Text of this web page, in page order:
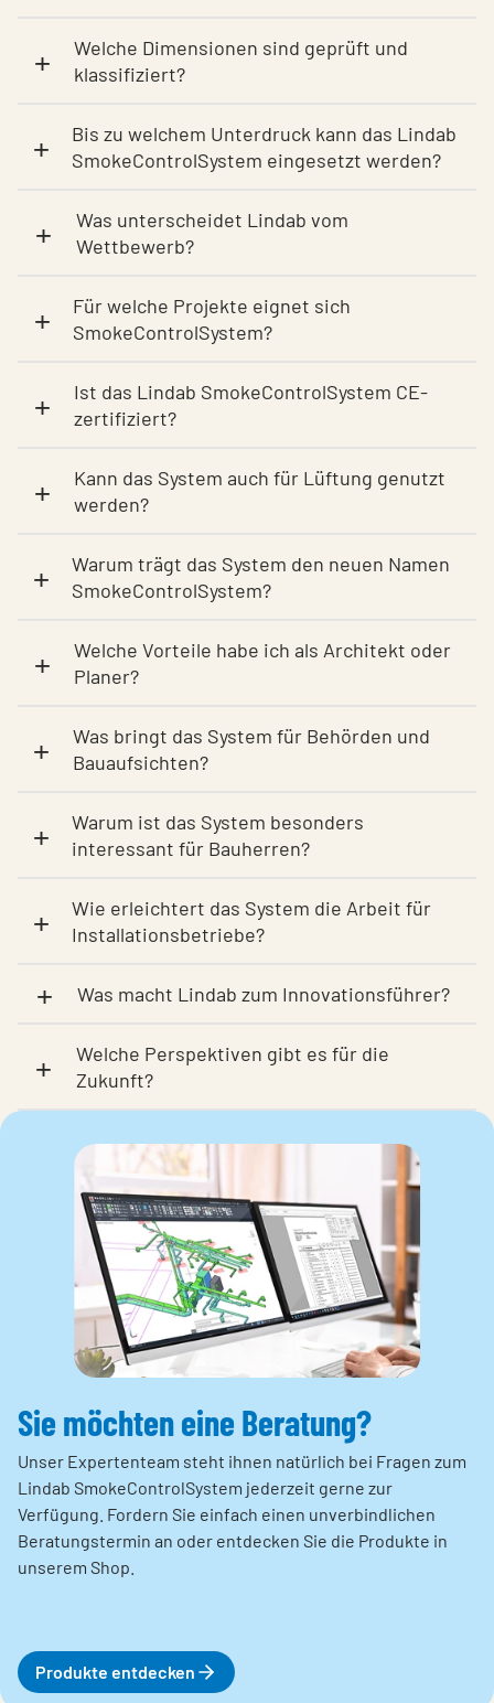
+
Welche Dimensionen sind geprüft und
klassifiziert?
+
Bis zu welchem Unterdruck kann das Lindab
SmokeControlSystem eingesetzt werden?
+
Was unterscheidet Lindab vom
Wettbewerb?
+
Für welche Projekte eignet sich
SmokeControlSystem?
+
Ist das Lindab SmokeControlSystem CE-
zertifiziert?
+
Kann das System auch für Lüftung genutzt
werden?
+
Warum trägt das System den neuen Namen
SmokeControlSystem?
+
Welche Vorteile habe ich als Architekt oder
Planer?
+
Was bringt das System für Behörden und
Bauaufsichten?
+
Warum ist das System besonders
interessant für Bauherren?
+
Wie erleichtert das System die Arbeit für
Installationsbetriebe?
+ Was macht Lindab zum Innovationsführer?
+
Welche Perspektiven gibt es für die
Zukunft?
Sie möchten eine Beratung?
Unser Expertenteam steht ihnen natürlich bei Fragen zum
Lindab SmokeControlSystem jederzeit gerne zur
Verfügung. Fordern Sie einfach einen unverbindlichen
Beratungstermin an oder entdecken Sie die Produkte in
unserem Shop.
Produkte entdecken